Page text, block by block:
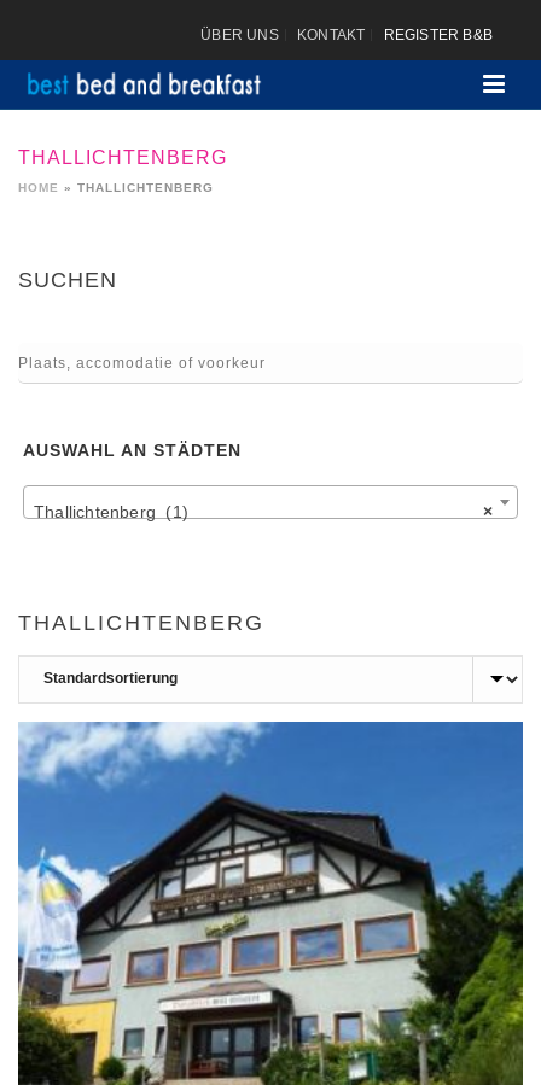
ÜBER UNS KONTAKT REGISTER B&B
THALLICHTENBERG
HOME » THALLICHTENBERG
THALLICHTENBERG
SUCHEN
AUSWAHL AN STÄDTEN
×
Thallichtenberg (1)